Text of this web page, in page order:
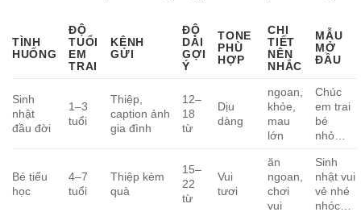
TÌNH
HUỐNG
ĐỘ
TUỔI
EM
TRAI
KÊNH
GỬI
ĐỘ
DÀI
GỢI
Ý
TONE
PHÙ
HỢP
CHI
TIẾT
NÊN
NHẮC
MẪU
MỞ
ĐẦU
Sinh
nhật
đầu đời
1–3
tuổi
Thiệp,
caption ảnh
gia đình
12–
18
từ
Dịu
dàng
ngoan,
khỏe,
mau
lớn
Chúc
em trai
bé
nhỏ…
Bé tiểu
học
4–7
tuổi
Thiệp kèm
quà
15–
22
từ
Vui
tươi
ăn
ngoan,
chơi
vui
Sinh
nhật vui
vẻ nhé
nhóc…